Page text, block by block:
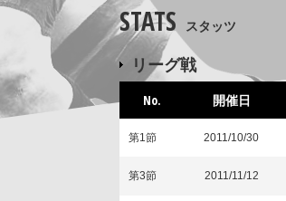
STATS スタッツ
リーグ戦
No. 開催日
第1節 2011/10/30
第3節 2011/11/12